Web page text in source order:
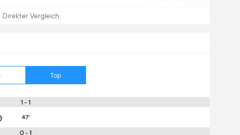
Direkter Vergleich
Top
1 - 1
47'
0 - 1